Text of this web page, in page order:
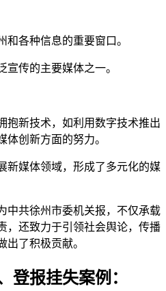
和各种信息的重要窗口。
传的主要媒体之一。
抱新技术，如利用数字技术推出
体创新方面的努力。
新媒体领域，形成了多元化的媒
中共徐州市委机关报，不仅承载
，还致力于引领社会舆论，传播
出了积极贡献。
登报挂失案例：